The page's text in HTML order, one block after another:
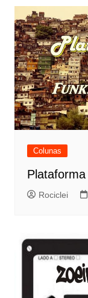
Colunas
Rociclei